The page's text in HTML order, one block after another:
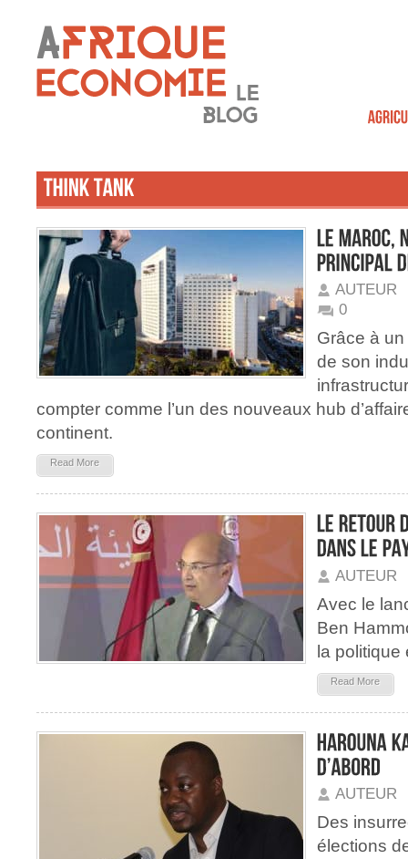
AUTEUR
0
Grâce à
de son
compter comme l’un des nouveaux hub
continent.
Read More
AUTEUR
Avec le
Ben
la
Read More
AUTEUR
Des
élections